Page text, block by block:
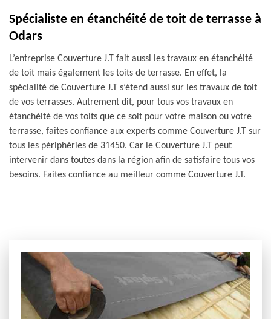
Spécialiste en étanchéité de toit de terrasse à
Odars
L’entreprise Couverture J.T fait aussi les travaux en étanchéité
de toit mais également les toits de terrasse. En effet, la
spécialité de Couverture J.T s’étend aussi sur les travaux de toit
de vos terrasses. Autrement dit, pour tous vos travaux en
étanchéité de vos toits que ce soit pour votre maison ou votre
terrasse, faites confiance aux experts comme Couverture J.T sur
tous les périphéries de 31450. Car le Couverture J.T peut
intervenir dans toutes dans la région afin de satisfaire tous vos
besoins. Faites confiance au meilleur comme Couverture J.T.